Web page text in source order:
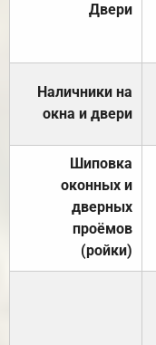
Двери
Наличники на
окна и двери
Шиповка
оконных и
дверных
проёмов
(ройки)